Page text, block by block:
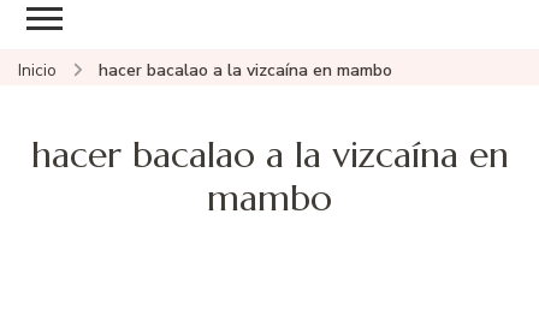
Inicio hacer bacalao a la vizcaína en mambo
hacer bacalao a la vizcaína en
mambo